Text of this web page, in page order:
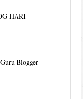
HARI
Blogger